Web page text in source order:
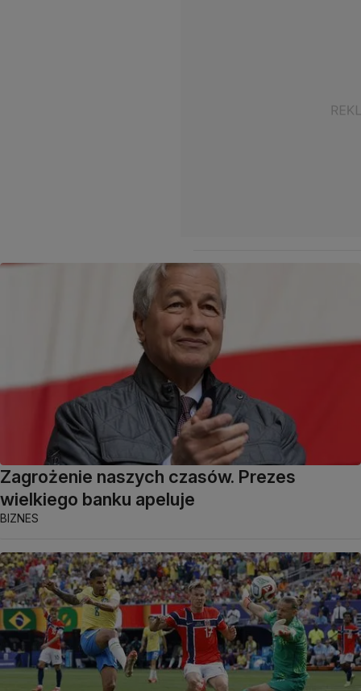
Zagrożenie naszych czasów. Prezes
wielkiego banku apeluje
BIZNES